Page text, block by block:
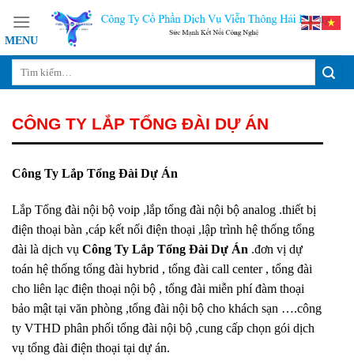
content
CÔNG TY LẮP TỔNG ĐÀI DỰ ÁN
Công Ty Lắp Tổng Đài Dự Án
Lắp Tổng đài nội bộ voip ,lắp tổng đài nội bộ analog .thiết bị
điện thoại bàn ,cáp kết nối điện thoại ,lập trình hệ thống tổng
đài là dịch vụ Công Ty Lắp Tổng Đài Dự Án .đơn vị dự
toán hệ thống tổng đài hybrid , tổng đài call center , tổng đài
cho liên lạc điện thoại nội bộ , tổng đài miễn phí đàm thoại
bảo mật tại văn phòng ,tổng đài nội bộ cho khách sạn ….công
ty VTHD phân phối tổng đài nội bộ ,cung cấp chọn gói dịch
vụ tổng đài điện thoại tại dự án.